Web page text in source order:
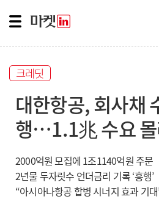
크레딧
대한항공, 회사채
행…1.1兆 수요
2000억원 모집에 1조1140억원 주문
2년물 두자릿수 언더금리 기록 ‘흥행’
“아시아나항공 합병 시너지 효과 기